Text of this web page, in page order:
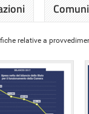
relative a